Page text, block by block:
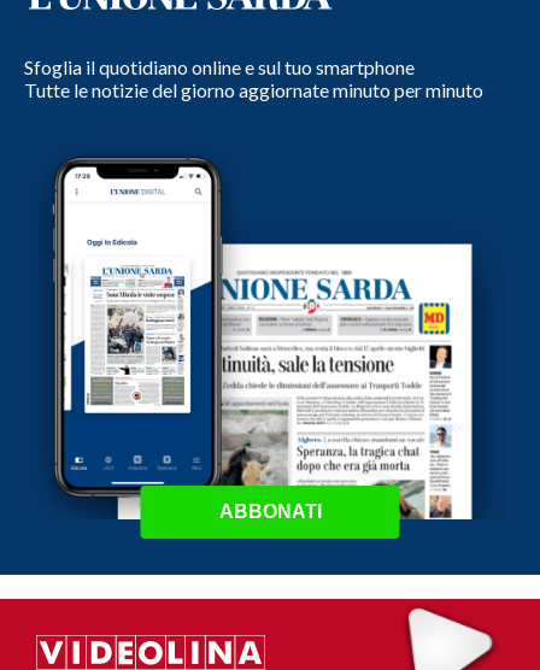
Sfoglia il quotidiano online e sul tuo smartphone
Tutte le notizie del giorno aggiornate minuto per minuto
ABBONATI